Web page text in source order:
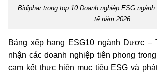
Bidiphar trong top 10 Doanh nghiệp ESG
tế năm 2026
Bảng xếp hạng ESG10 ngành Dược –
nhận các doanh nghiệp tiên phong
cam kết thực hiện mục tiêu ESG và